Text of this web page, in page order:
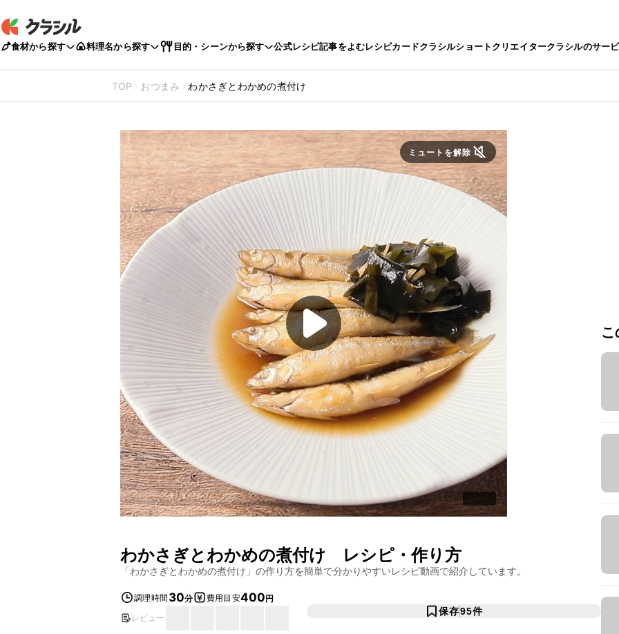
食材から探す 料理名から探す 目的・シーンから探す 公式レシピ記事をよむレシピカードクラシルショートクリエイタークラシルのサー
TOP おつまみ わかさぎとわかめの煮付け
ミュートを解除
わかさぎとわかめの煮付け レシピ・作り方
「わかさぎとわかめの煮付け 」の作り方を簡単で分かりやすいレシピ動画で紹介しています。
調理時間 30分 費用目安400円
レビュー
保存95件